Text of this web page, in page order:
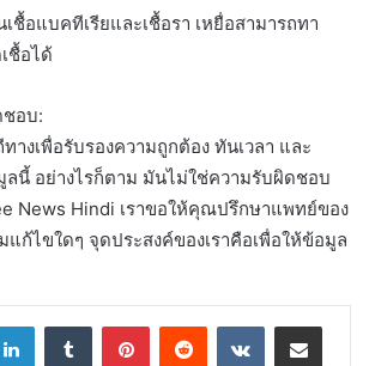
อแบคทีเรียและเชื้อรา เหยื่อสามารถทา
ชื้อได้
อบ:
างเพื่อรับรองความถูกต้อง ทันเวลา และ
ลนี้ อย่างไรก็ตาม มันไม่ใช่ความรับผิดชอบ
News Hindi เราขอให้คุณปรึกษาแพทย์ของ
ก้ไขใดๆ จุดประสงค์ของเราคือเพื่อให้ข้อมูล
LinkedInTumblr PinterestReddit VKontakteShare via Email